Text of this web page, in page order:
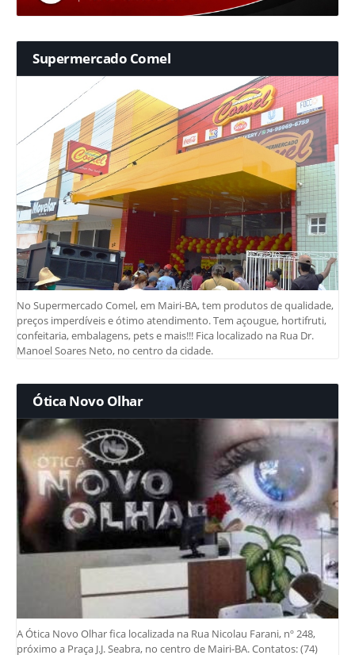
Supermercado Comel
No Supermercado Comel, em Mairi-BA, tem produtos de qualidade,
preços imperdíveis e ótimo atendimento. Tem açougue, hortifruti,
confeitaria, embalagens, pets e mais!!! Fica localizado na Rua Dr.
Manoel Soares Neto, no centro da cidade.
Ótica Novo Olhar
A Ótica Novo Olhar fica localizada na Rua Nicolau Farani, nº 248,
próximo a Praça J.J. Seabra, no centro de Mairi-BA. Contatos: (74)